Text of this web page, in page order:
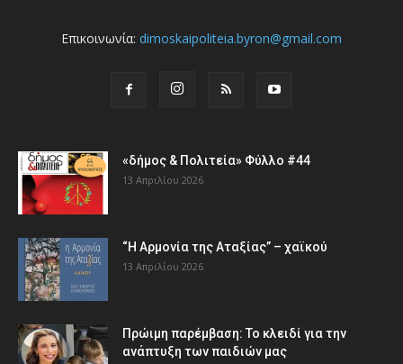
Επικοινωνία: dimoskaipoliteia.byron@gmail.com
«δήμος & Πολιτεία» Φύλλο #44
13 Απριλίου 2026
“Η Αρμονία της Αταξίας” – χαϊκού
13 Απριλίου 2026
Πρώιμη παρέμβαση: Το κλειδί για την
ανάπτυξη των παιδιών µας